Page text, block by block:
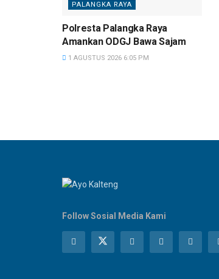
PALANGKA RAYA
Polresta Palangka Raya
Amankan ODGJ Bawa Sajam
1 AGUSTUS 2026 6:05 PM
Follow Sosial Media Kami